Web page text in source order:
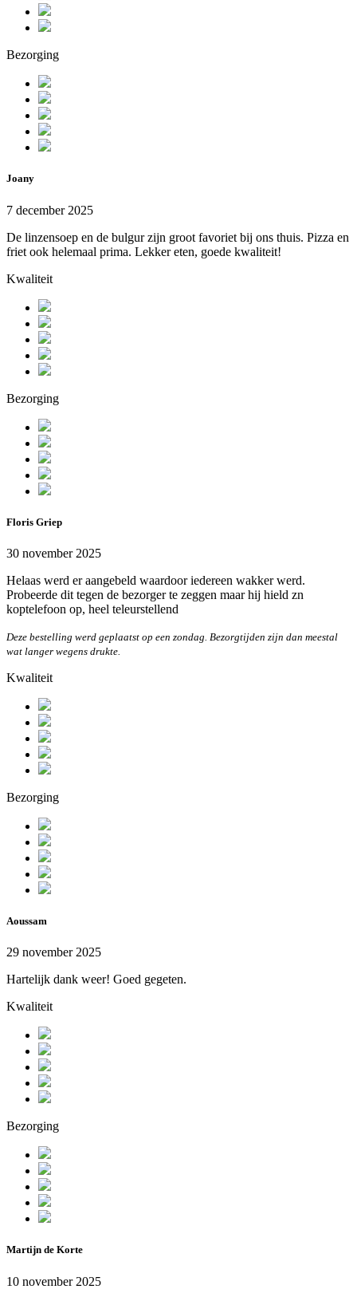
Bezorging
Joany
7 december 2025
De linzensoep en de bulgur zijn groot favoriet bij ons thuis. Pizza en
friet ook helemaal prima. Lekker eten, goede kwaliteit!
Kwaliteit
Bezorging
Floris Griep
30 november 2025
Helaas werd er aangebeld waardoor iedereen wakker werd.
Probeerde dit tegen de bezorger te zeggen maar hij hield zn
koptelefoon op, heel teleurstellend
Deze bestelling werd geplaatst op een zondag. Bezorgtijden zijn dan meestal
wat langer wegens drukte.
Kwaliteit
Bezorging
Aoussam
29 november 2025
Hartelijk dank weer! Goed gegeten.
Kwaliteit
Bezorging
Martijn de Korte
10 november 2025